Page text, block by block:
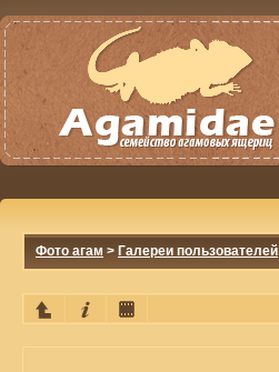
Фото агам > Галереи пользователей